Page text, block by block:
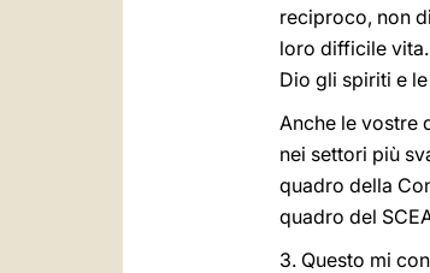
reciproco, non
loro difficile
Dio gli spiriti e
Anche le vostre
nei settori più
quadro della
quadro del
3. Questo mi